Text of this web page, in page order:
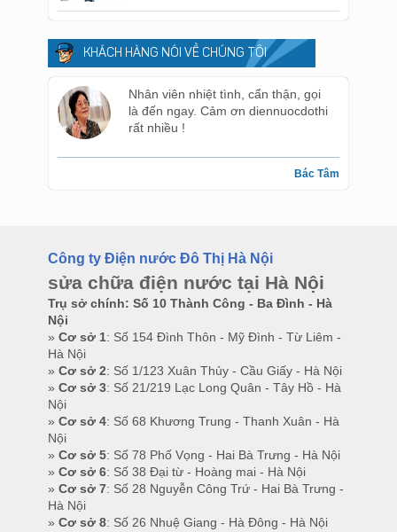
KHÁCH HÀNG NÓI VỀ CHÚNG TÔI
Nhân viên nhiệt tình, cẩn thận, gọi
là đến ngay. Cảm ơn diennuocdothi
rất nhiều !
Bác Tâm
Công ty Điện nước Đô Thị Hà Nội
sửa chữa điện nước tại Hà Nội
Trụ sở chính: Số 10 Thành Công - Ba Đình - Hà
Nội
» Cơ sở 1: Số 154 Đình Thôn - Mỹ Đình - Từ Liêm -
Hà Nội
» Cơ sở 2: Số 1/123 Xuân Thủy - Cầu Giấy - Hà Nội
» Cơ sở 3: Số 21/219 Lạc Long Quân - Tây Hồ - Hà
Nội
» Cơ sở 4: Số 68 Khương Trung - Thanh Xuân - Hà
Nội
» Cơ sở 5: Số 78 Phố Vọng - Hai Bà Trưng - Hà Nội
» Cơ sở 6: Số 38 Đại từ - Hoàng mai - Hà Nội
» Cơ sở 7: Số 28 Nguyễn Công Trứ - Hai Bà Trưng -
Hà Nội
» Cơ sở 8: Số 26 Nhuệ Giang - Hà Đông - Hà Nội